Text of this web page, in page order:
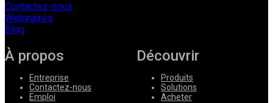
Entreprise
Fournisseurs
Contactez-nous
Webinaires
Blog
À propos
Entreprise
Contactez-nous
Emploi
Découvrir
Produits
Solutions
Acheter